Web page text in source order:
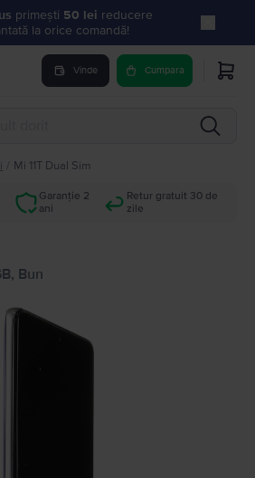
primești 50 lei reducere
la orice comandă!
Vinde Cumpara
Mi 11T Dual Sim
Garanție 2
ani
Retur gratuit 30 de
zile
Bun